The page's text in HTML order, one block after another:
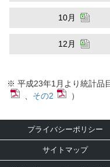
10月
12月
※ 平成23年1月より統計品
、 その2 ）
プライバシーポリシー
サイトマップ